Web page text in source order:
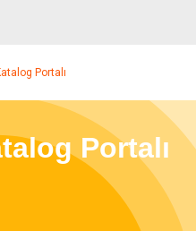
Portalı